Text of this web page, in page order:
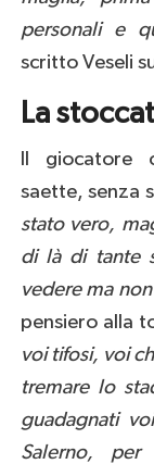
personali e
scritto Veseli
La
Il giocatore
saette, senza
stato vero,
di là di tante
vedere ma
pensiero alla
voi tifosi, voi
tremare lo
guadagnati
Salerno,